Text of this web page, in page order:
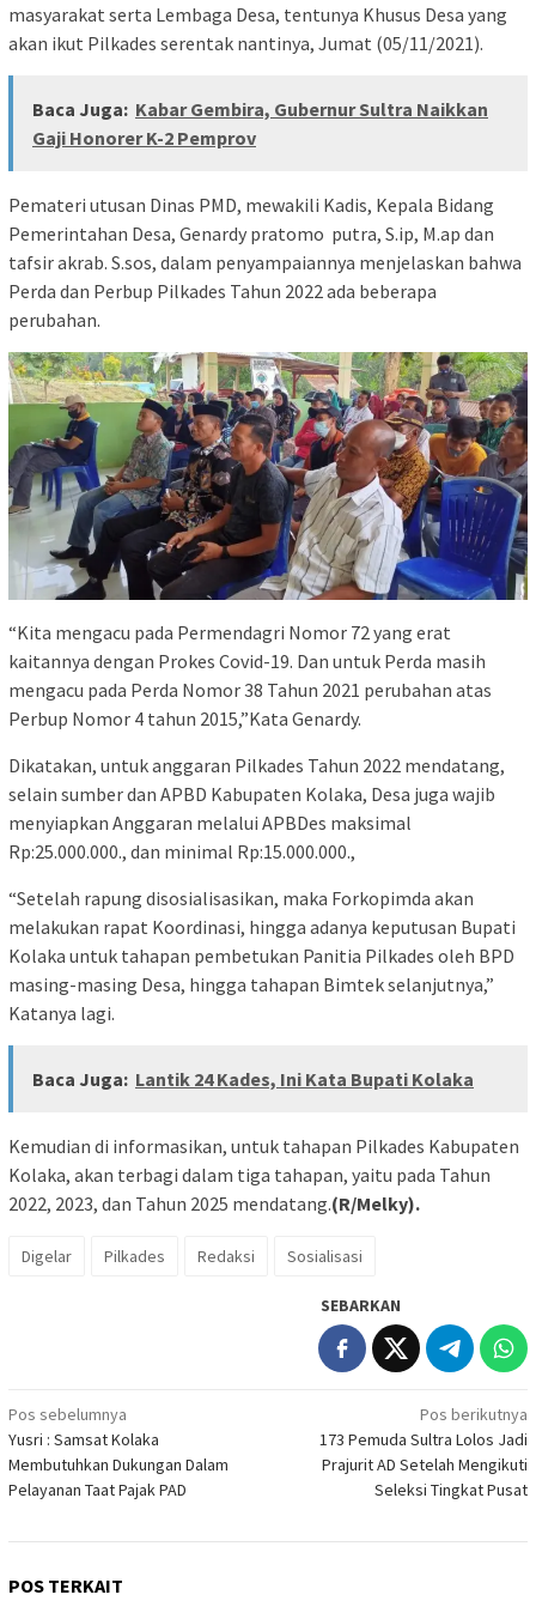
masyarakat serta Lembaga Desa, tentunya Khusus Desa yang
akan ikut Pilkades serentak nantinya, Jumat (05/11/2021).
Baca Juga: Kabar Gembira, Gubernur Sultra Naikkan
Gaji Honorer K-2 Pemprov
Pemateri utusan Dinas PMD, mewakili Kadis, Kepala Bidang
Pemerintahan Desa, Genardy pratomo putra, S.ip, M.ap dan
tafsir akrab. S.sos, dalam penyampaiannya menjelaskan bahwa
Perda dan Perbup Pilkades Tahun 2022 ada beberapa
perubahan.
“Kita mengacu pada Permendagri Nomor 72 yang erat
kaitannya dengan Prokes Covid-19. Dan untuk Perda masih
mengacu pada Perda Nomor 38 Tahun 2021 perubahan atas
Perbup Nomor 4 tahun 2015,”Kata Genardy.
Dikatakan, untuk anggaran Pilkades Tahun 2022 mendatang,
selain sumber dan APBD Kabupaten Kolaka, Desa juga wajib
menyiapkan Anggaran melalui APBDes maksimal
Rp:25.000.000., dan minimal Rp:15.000.000.,
“Setelah rapung disosialisasikan, maka Forkopimda akan
melakukan rapat Koordinasi, hingga adanya keputusan Bupati
Kolaka untuk tahapan pembetukan Panitia Pilkades oleh BPD
masing-masing Desa, hingga tahapan Bimtek selanjutnya,”
Katanya lagi.
Baca Juga: Lantik 24 Kades, Ini Kata Bupati Kolaka
Kemudian di informasikan, untuk tahapan Pilkades Kabupaten
Kolaka, akan terbagi dalam tiga tahapan, yaitu pada Tahun
2022, 2023, dan Tahun 2025 mendatang.(R/Melky).
Digelar Pilkades Redaksi Sosialisasi
SEBARKAN
Navigasi
pos
Pos sebelumnya
Yusri : Samsat Kolaka
Membutuhkan Dukungan Dalam
Pelayanan Taat Pajak PAD
Pos berikutnya
173 Pemuda Sultra Lolos Jadi
Prajurit AD Setelah Mengikuti
Seleksi Tingkat Pusat
POS TERKAIT